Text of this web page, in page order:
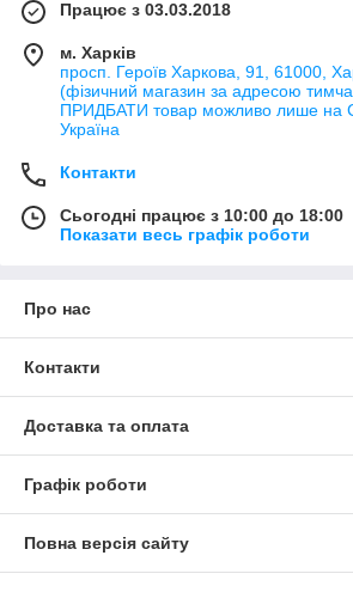
Працює з 03.03.2018
м. Харків
просп. Героїв Харкова, 91, 61000,
(фізичний магазин за адресою
ПРИДБАТИ товар можливо лише на
Україна
Контакти
Сьогодні працює з 10:00 до 18:00
Показати весь графік роботи
Про нас
Контакти
Доставка та оплата
Графік роботи
Повна версія сайту